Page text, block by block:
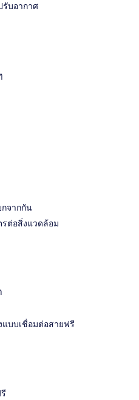
บอากาศ
จากกัน
ต่อสิ่งแวดล้อม
แบบเชื่อมต่อสายฟรี